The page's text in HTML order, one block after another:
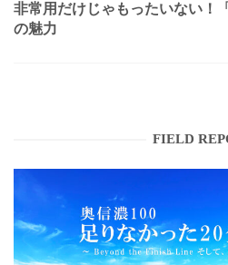
非常用だけじゃもったいない！
の魅力
FIELD